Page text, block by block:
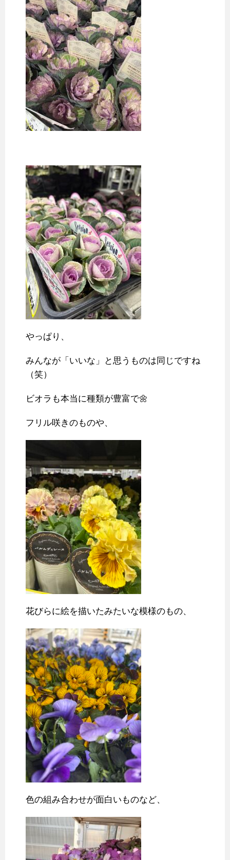
やっぱり、
みんなが「いいな」と思うものは同じですね
（笑）
ビオラも本当に種類が豊富で🌼
フリル咲きのものや、
花びらに絵を描いたみたいな模様のもの、
色の組み合わせが面白いものなど、